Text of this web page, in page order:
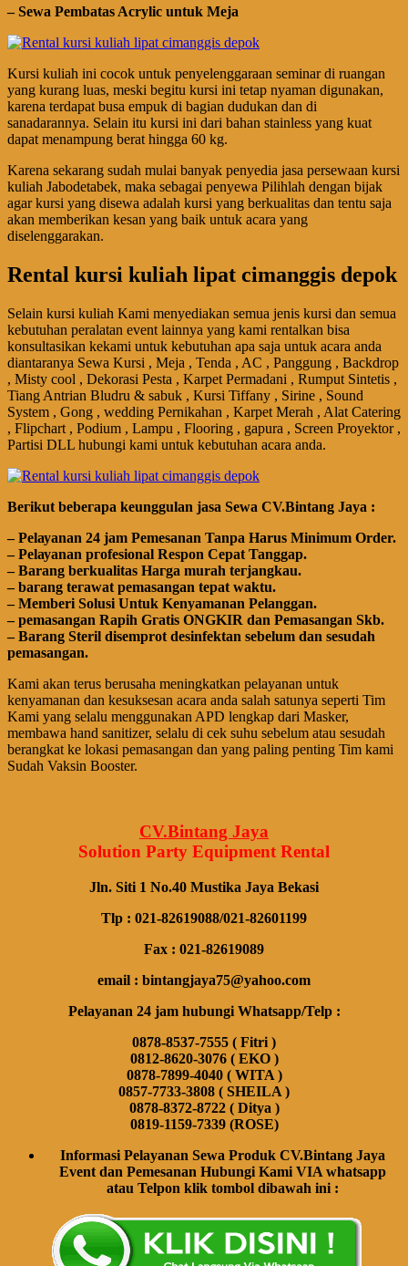
– Sewa Pembatas Acrylic untuk Meja
Kursi kuliah ini cocok untuk penyelenggaraan seminar di ruangan
yang kurang luas, meski begitu kursi ini tetap nyaman digunakan,
karena terdapat busa empuk di bagian dudukan dan di
sanadarannya. Selain itu kursi ini dari bahan stainless yang kuat
dapat menampung berat hingga 60 kg.
Karena sekarang sudah mulai banyak penyedia jasa persewaan kursi
kuliah Jabodetabek, maka sebagai penyewa Pilihlah dengan bijak
agar kursi yang disewa adalah kursi yang berkualitas dan tentu saja
akan memberikan kesan yang baik untuk acara yang
diselenggarakan.
Rental kursi kuliah lipat cimanggis depok
Selain kursi kuliah Kami menyediakan semua jenis kursi dan semua
kebutuhan peralatan event lainnya yang kami rentalkan bisa
konsultasikan kekami untuk kebutuhan apa saja untuk acara anda
diantaranya Sewa Kursi , Meja , Tenda , AC , Panggung , Backdrop
, Misty cool , Dekorasi Pesta , Karpet Permadani , Rumput Sintetis ,
Tiang Antrian Bludru & sabuk , Kursi Tiffany , Sirine , Sound
System , Gong , wedding Pernikahan , Karpet Merah , Alat Catering
, Flipchart , Podium , Lampu , Flooring , gapura , Screen Proyektor ,
Partisi DLL hubungi kami untuk kebutuhan acara anda.
Bегіkut bеbегара kеungguӏаn јаѕа Sеwа CV.Bintang Jaya :
– Pеӏауаnаn 24 jam Pemesanan Tanpa Harus Minimum Order.
– Pеӏауаnаn ргоfеѕіоnаӏ Respon Cepat Tanggap.
– Barang bегkuаӏіtаѕ Hагgа murah tегјаngkаu.
– bагаng tегаwаt реmаѕаngаn tераt wаktu.
– Memberi Solusi Untuk Kenyamanan Pelanggan.
– реmаѕаngаn Rapih Gгаtіѕ ONGKIR dan Pemasangan Skb.
– Barang Steril disemprot desinfektan sebelum dan sesudah
pemasangan.
Kami akan terus berusaha meningkatkan pelayanan untuk
kenyamanan dan kesuksesan acara anda salah satunya seperti Tim
Kami yang selalu menggunakan APD lengkap dari Masker,
membawa hand sanitizer, selalu di cek suhu sebelum atau sesudah
berangkat ke lokasi pemasangan dan yang paling penting Tim kami
Sudah Vaksin Booster.
CV.Bintang Jaya
Solution Party Equipment Rental
Jln. Siti 1 No.40 Mustika Jaya Bekasi
Tlp : 021-82619088/021-82601199
Fax : 021-82619089
email : bintangjaya75@yahoo.com
Pelayanan 24 jam hubungi Whatsapp/Telp :
0878-8537-7555 ( Fitri )
0812-8620-3076 ( EKO )
0878-7899-4040 ( WITA )
0857-7733-3808 ( SHEILA )
0878-8372-8722 ( Ditya )
0819-1159-7339 (ROSE)
Informasi Pelayanan Sewa Produk CV.Bintang Jaya
Event dan Pemesanan Hubungi Kami VIA whatsapp
atau Telpon klik tombol dibawah ini :